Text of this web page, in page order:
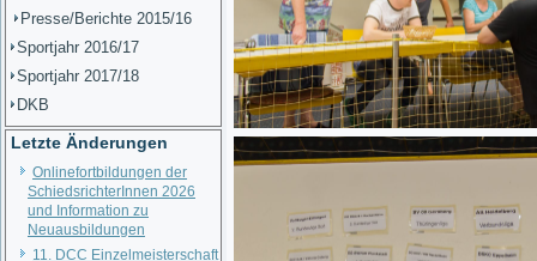
Presse/Berichte 2015/16
Sportjahr 2016/17
Sportjahr 2017/18
DKB
Letzte Änderungen
Onlinefortbildungen der
SchiedsrichterInnen 2026
und Information zu
Neuausbildungen
11. DCC Einzelmeisterschaft